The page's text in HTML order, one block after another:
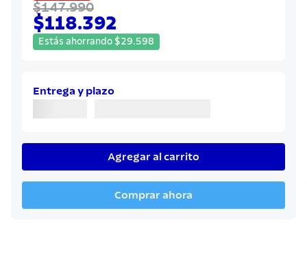
$147.990
$118.392
Estás ahorrando $29.598
Entrega y plazo
Agregar al carrito
Comprar ahora